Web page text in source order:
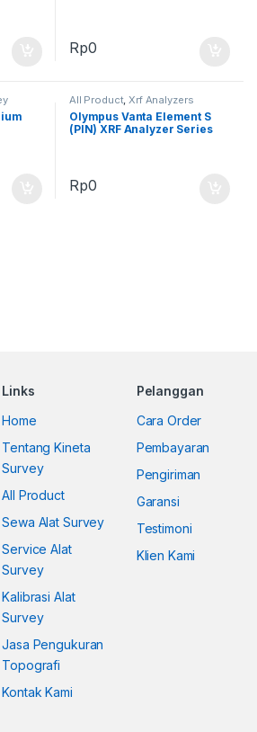
Rp0
All Product,Xrf Analyzers
Olympus Vanta Element S
(PIN) XRF Analyzer Series
Rp0
Links
Home
Tentang Kineta
Survey
All Product
Sewa Alat Survey
Service Alat
Survey
Kalibrasi Alat
Survey
Jasa Pengukuran
Topografi
Kontak Kami
Pelanggan
Cara Order
Pembayaran
Pengiriman
Garansi
Testimoni
Klien Kami